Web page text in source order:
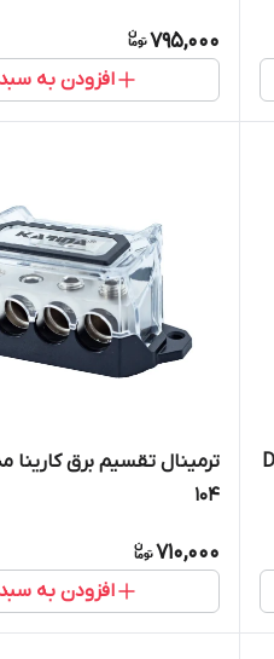
795,000
افزودن به سبد
104
710,000
افزودن به سبد